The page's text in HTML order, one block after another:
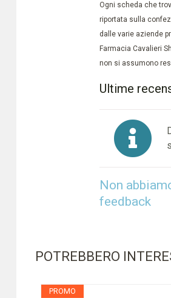
Ogni scheda che
riportata sulla
dalle varie aziende
Farmacia Cavalieri
non si assumono
Ultime
Non
feedback
POTREBBERO
PROMO